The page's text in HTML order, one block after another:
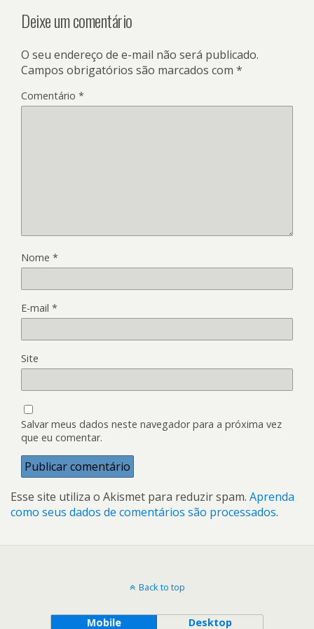
Deixe um comentário
O seu endereço de e-mail não será publicado.
Campos obrigatórios são marcados com *
Comentário *
Nome *
E-mail *
Site
Salvar meus dados neste navegador para a próxima vez
que eu comentar.
Esse site utiliza o Akismet para reduzir spam. Aprenda
como seus dados de comentários são processados.
Back to top
Mobile Desktop